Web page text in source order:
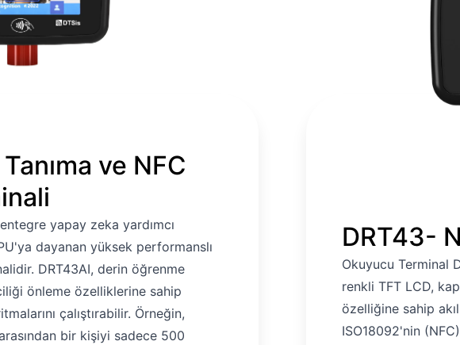
ve NFC
yapay zeka yardımcı
dayanan yüksek performanslı
DRT43AI, derin öğrenme
önleme özelliklerine sahip
çalıştırabilir. Örneğin,
bir kişiyi sadece 500
DRT43-
Okuyucu Terminal
renkli TFT LCD,
özelliğine sahip
ISO18092'nin
iletişime geçtiğiniz için teşekkür ederiz! Talebinizi hızlı bir şekilde
için lütfen gerekli bilgileri eksiksiz doldurun. İnceleme
yetkili ekibimiz sizinle iletişime geçecektir.